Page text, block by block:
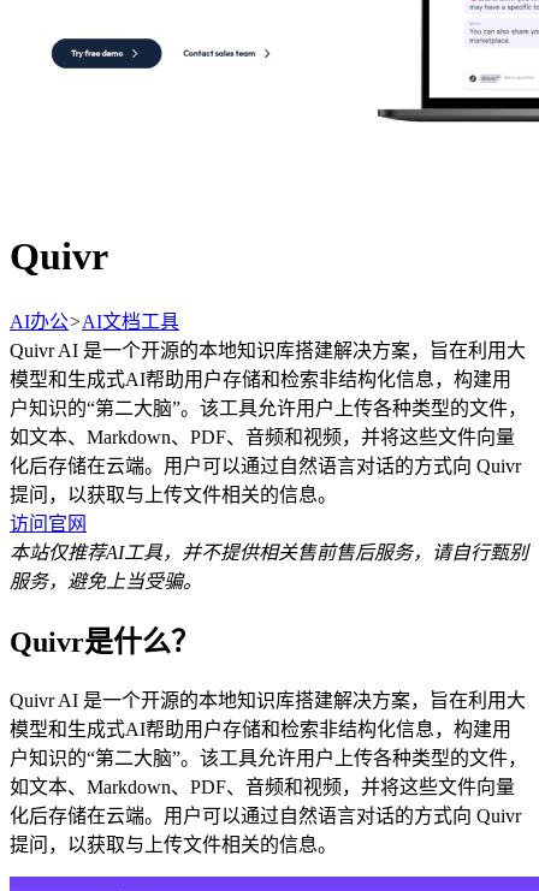
Quivr
AI办公>AI文档工具
Quivr AI 是一个开源的本地知识库搭建解决方案，旨在利用大
模型和生成式AI帮助用户存储和检索非结构化信息，构建用
户知识的“第二大脑”。该工具允许用户上传各种类型的文件，
如文本、Markdown、PDF、音频和视频，并将这些文件向量
化后存储在云端。用户可以通过自然语言对话的方式向 Quivr
提问，以获取与上传文件相关的信息。
访问官网
本站仅推荐AI工具，并不提供相关售前售后服务，请自行甄别
服务，避免上当受骗。
Quivr是什么？
Quivr AI 是一个开源的本地知识库搭建解决方案，旨在利用大
模型和生成式AI帮助用户存储和检索非结构化信息，构建用
户知识的“第二大脑”。该工具允许用户上传各种类型的文件，
如文本、Markdown、PDF、音频和视频，并将这些文件向量
化后存储在云端。用户可以通过自然语言对话的方式向 Quivr
提问，以获取与上传文件相关的信息。